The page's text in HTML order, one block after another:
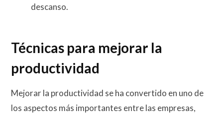
descanso.
Técnicas para mejorar la
productividad
Mejorar la productividad se ha convertido en uno de
los aspectos más importantes entre las empresas,